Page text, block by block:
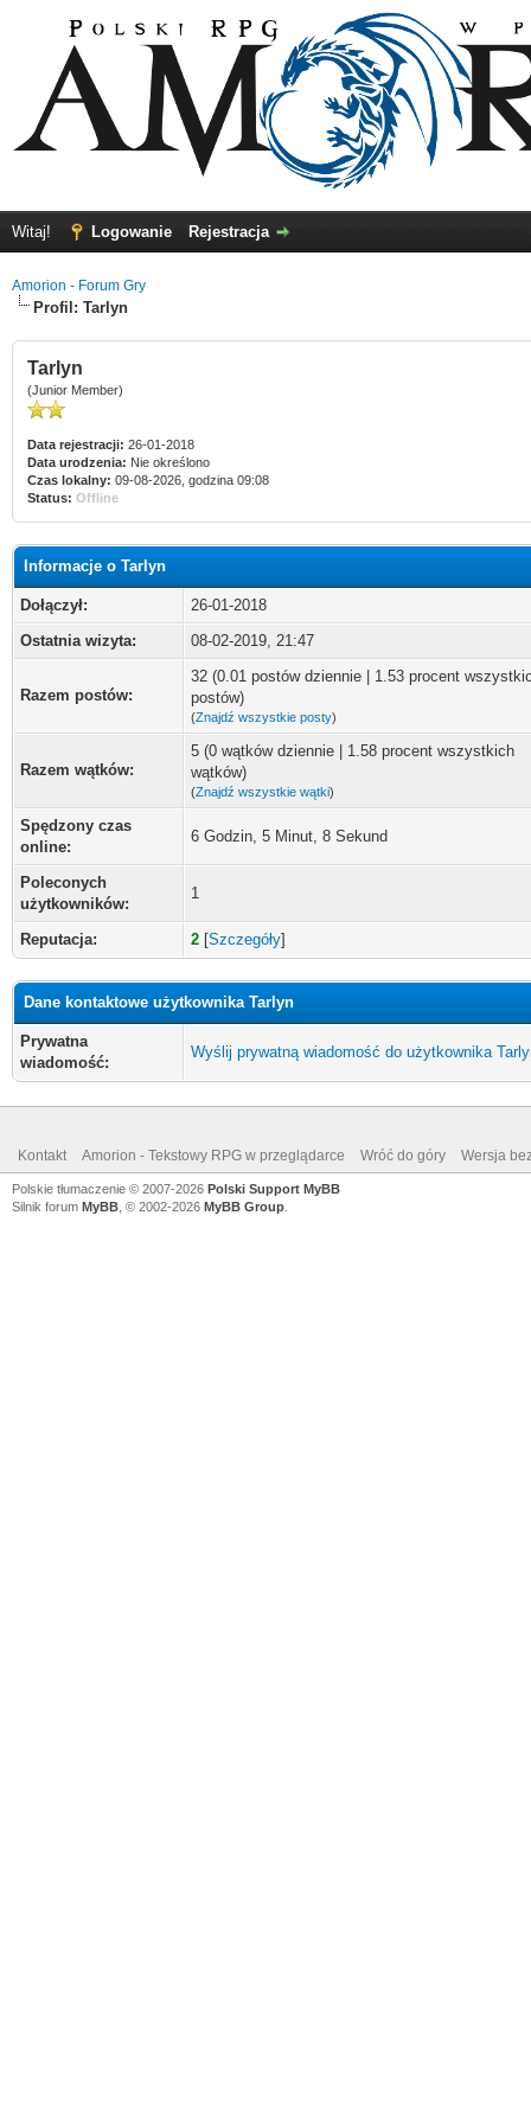
Witaj! Logowanie Rejestracja
Amorion - Forum Gry
Profil: Tarlyn
Tarlyn
(Junior Member)
Data rejestracji: 26-01-2018
Data urodzenia: Nie określono
Czas lokalny: 09-08-2026, godzina 09:08
Status: Offline
Informacje o Tarlyn
Dołączył:
26-01-2018
Ostatnia wizyta:
08-02-2019, 21:47
Razem postów:
32 (0.01 postów dziennie | 1.53 procent
postów)
(Znajdź wszystkie posty)
Razem wątków:
5 (0 wątków dziennie | 1.58 procent wszystkich
wątków)
(Znajdź wszystkie wątki)
Spędzony czas
online:
6 Godzin, 5 Minut, 8 Sekund
Poleconych
użytkowników:
1
Reputacja: 2 [Szczegóły]
Dane kontaktowe użytkownika Tarlyn
Prywatna
wiadomość:
Wyślij prywatną wiadomość do użytkownika
Kontakt Amorion - Tekstowy RPG w przeglądarce Wróć do góry Wersja
Polskie tłumaczenie © 2007-2026 Polski Support MyBB
Silnik forum MyBB , © 2002-2026 MyBB Group